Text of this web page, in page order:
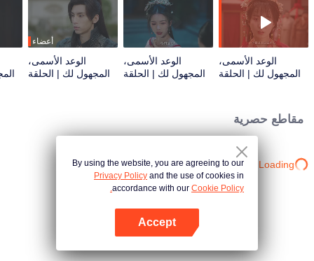
الوعد الأسمى،
المجهول لك | الحلقة
الوعد الأسمى،
المجهول لك | الحلقة
أعضاء
الوعد الأسمى،
المجهول لك | الحلقة
مقاطع حصرية
Loading…
By using the website, you are agreeing to our
Privacy Policy and the use of cookies in
accordance with our Cookie Policy.
Accept